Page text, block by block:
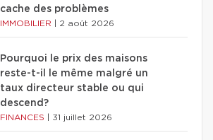
cache des problèmes
IMMOBILIER 2 août 2026
Pourquoi le prix des maisons
reste-t-il le même malgré un
taux directeur stable ou qui
descend?
FINANCES 31 juillet 2026